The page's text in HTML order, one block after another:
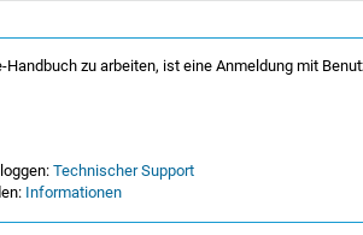
Handbuch zu arbeiten, ist eine Anmeldung mit
Technischer Support
Informationen